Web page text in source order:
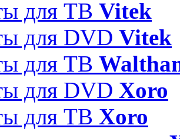
для ТВ Vitek
для DVD Vitek
для ТВ
для DVD Xoro
для ТВ Xoro